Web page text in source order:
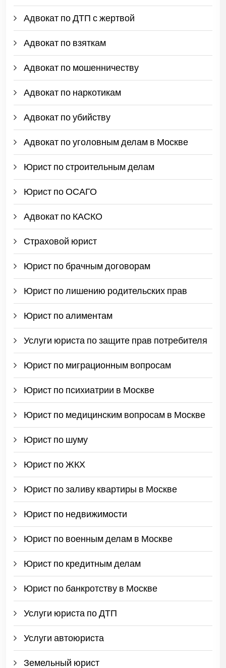
Адвокат по ДТП с жертвой
Адвокат по взяткам
Адвокат по мошенничеству
Адвокат по наркотикам
Адвокат по убийству
Адвокат по уголовным делам в Москве
Юрист по строительным делам
Юрист по ОСАГО
Адвокат по КАСКО
Страховой юрист
Юрист по брачным договорам
Юрист по лишению родительских прав
Юрист по алиментам
Услуги юриста по защите прав потребителя
Юрист по миграционным вопросам
Юрист по психиатрии в Москве
Юрист по медицинским вопросам в Москве
Юрист по шуму
Юрист по ЖКХ
Юрист по заливу квартиры в Москве
Юрист по недвижимости
Юрист по военным делам в Москве
Юрист по кредитным делам
Юрист по банкротству в Москве
Услуги юриста по ДТП
Услуги автоюриста
Земельный юрист